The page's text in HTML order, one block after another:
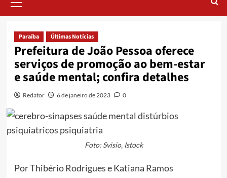
Menu
Paraíba Últimas Notícias
Prefeitura de João Pessoa oferece
serviços de promoção ao bem-estar
e saúde mental; confira detalhes
Redator 6 de janeiro de 2023 0
Foto: Svisio, Istock
Por Thibério Rodrigues e Katiana Ramos